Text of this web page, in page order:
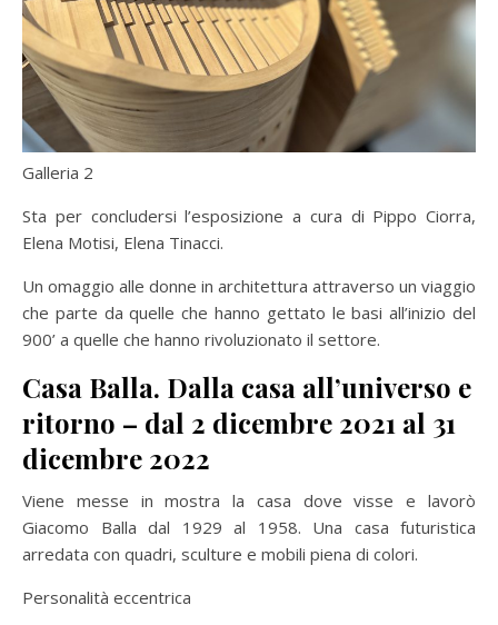
Galleria 2
Sta per concludersi l’esposizione a cura di Pippo Ciorra,
Elena Motisi, Elena Tinacci.
Un omaggio alle donne in architettura attraverso un viaggio
che parte da quelle che hanno gettato le basi all’inizio del
900’ a quelle che hanno rivoluzionato il settore.
Casa Balla. Dalla casa all’universo e
ritorno – dal 2 dicembre 2021 al 31
dicembre 2022
Viene messe in mostra la casa dove visse e lavorò
Giacomo Balla dal 1929 al 1958. Una casa futuristica
arredata con quadri, sculture e mobili piena di colori.
Personalità eccentrica